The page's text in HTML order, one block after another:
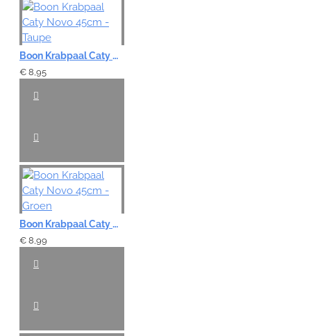
Boon Krabpaal Caty Novo 45cm - Taupe
€ 8,95
Boon Krabpaal Caty Novo 45cm - Groen
€ 8,99